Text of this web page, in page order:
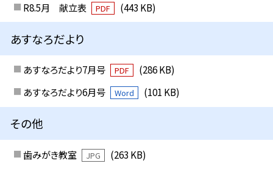
R8.5月 献立表
PDF (443 KB)
あすなろだより
あすなろだより7月号 PDF
(286 KB)
あすなろだより6月号
Word (101 KB)
その他
歯みがき教室 JPG
(263 KB)